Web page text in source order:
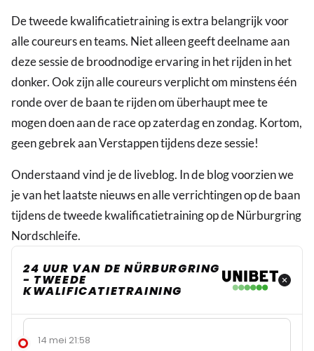
De tweede kwalificatietraining is extra belangrijk voor
alle coureurs en teams. Niet alleen geeft deelname aan
deze sessie de broodnodige ervaring in het rijden in het
donker. Ook zijn alle coureurs verplicht om minstens één
ronde over de baan te rijden om überhaupt mee te
mogen doen aan de race op zaterdag en zondag. Kortom,
geen gebrek aan Verstappen tijdens deze sessie!
Onderstaand vind je de liveblog. In de blog voorzien we
je van het laatste nieuws en alle verrichtingen op de baan
tijdens de tweede kwalificatietraining op de Nürburgring
Nordschleife.
24 UUR VAN DE NÜRBURGRING
- TWEEDE
KWALIFICATIETRAINING
14 mei 21:58